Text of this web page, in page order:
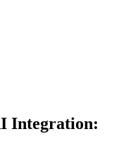
Integration: